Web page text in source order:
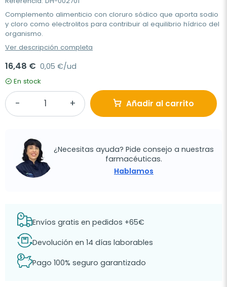
Complemento alimenticio con cloruro sódico que aporta sodio
y cloro como electrolitos para contribuir al equilibrio hídrico del
organismo.
Ver descripción completa
16,48 € 0,05 €/ud
En stock
Añadir al carrito
¿Necesitas ayuda? Pide consejo a nuestras
farmacéuticas.
Hablamos
Envíos gratis en pedidos +65€
Devolución en 14 días laborables
Pago 100% seguro garantizado